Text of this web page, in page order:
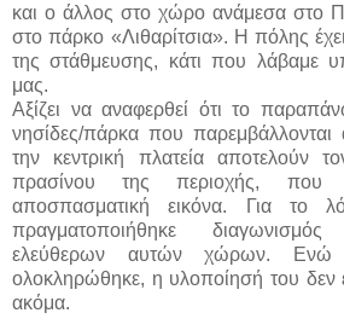
και ο άλλος στο χώρο ανάμεσα στο
στο πάρκο «Λιθαρίτσια». Η πόλης
της στάθμευσης, κάτι που λάβαμε
μας.
Αξίζει να αναφερθεί ότι το
νησίδες/πάρκα που παρεμβάλλονται
την κεντρική πλατεία αποτελούν
πρασίνου της περιοχής, που
αποσπασματική εικόνα. Για το
πραγματοποιήθηκε
ελεύθερων αυτών χώρων. Ενώ
ολοκληρώθηκε, η υλοποίησή του δεν
ακόμα.